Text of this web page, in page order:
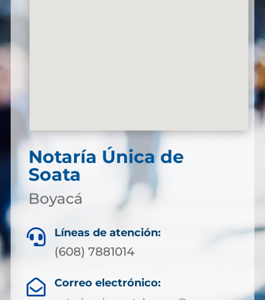
Notaría Única de
Soata
Boyacá
 Líneas de atención:
(608) 7881014
 Correo electrónico: